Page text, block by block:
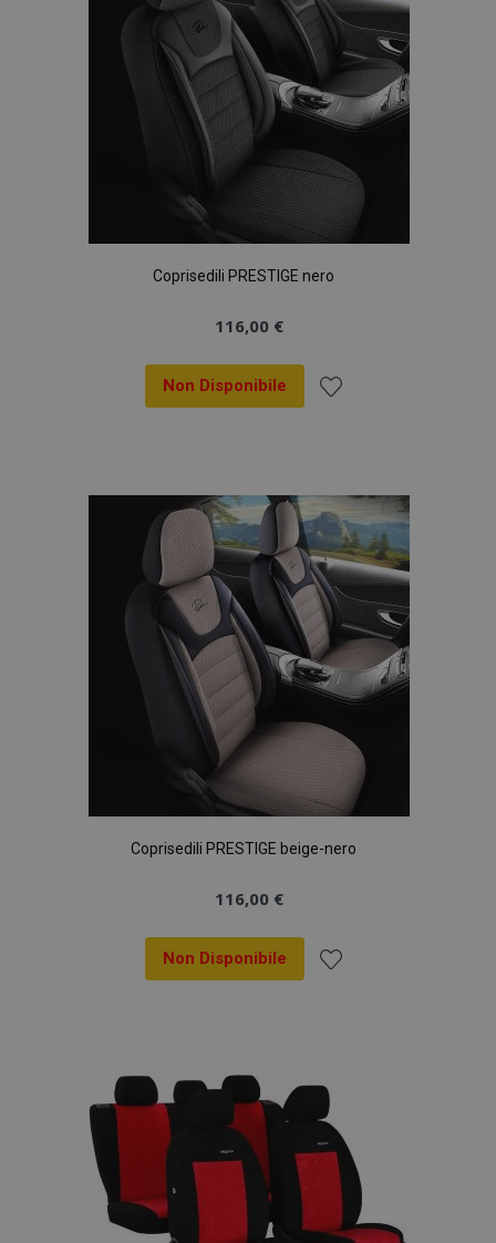
Coprisedili PRESTIGE nero
116,00 €
Non Disponibile
lista
desideri
Coprisedili PRESTIGE beige-nero
116,00 €
Non Disponibile
lista
desideri